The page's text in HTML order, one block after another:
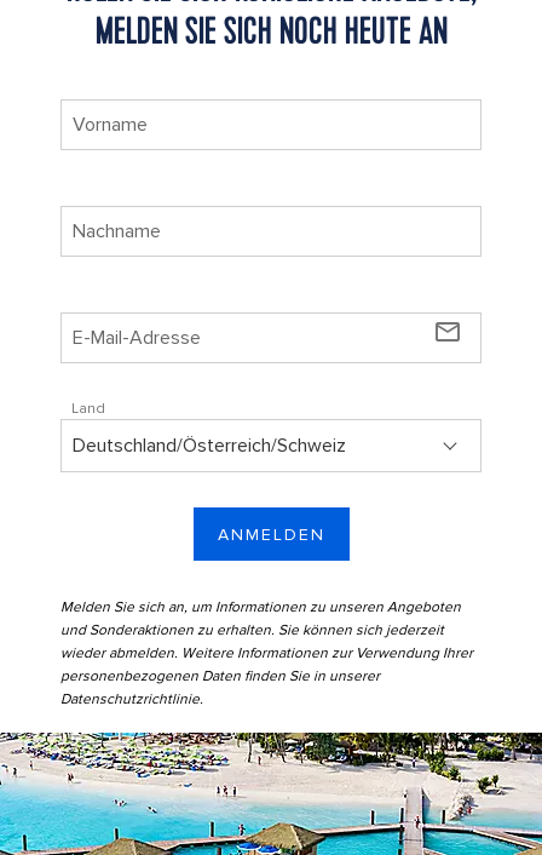
MELDEN SIE SICH NOCH HEUTE AN
mail_outline
Land
ANMELDEN
Melden Sie sich an, um Informationen zu unseren Angeboten
und Sonderaktionen zu erhalten. Sie können sich jederzeit
wieder abmelden. Weitere Informationen zur Verwendung Ihrer
personenbezogenen Daten finden Sie in unserer
Datenschutzrichtlinie.
Coco Beach Club Aerial View Floating Cabanas